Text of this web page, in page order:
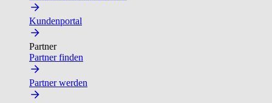
Kundenportal
Partner
Partner finden
Partner werden